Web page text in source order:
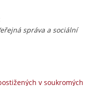
správa a sociální
v soukromých